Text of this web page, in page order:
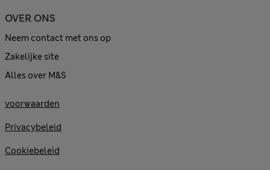
OVER ONS
Neem contact met ons op
Zakelijke site
Alles over M&S
voorwaarden
Privacybeleid
Cookiebeleid